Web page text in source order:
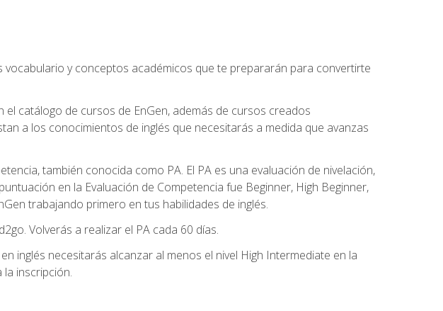
vocabulario y conceptos académicos que te prepararán para convertirte
catálogo de cursos de EnGen, además de cursos creados
a los conocimientos de inglés que necesitarás a medida que avanzas
también conocida como PA. El PA es una evaluación de nivelación,
en la Evaluación de Competencia fue Beginner, High Beginner,
trabajando primero en tus habilidades de inglés.
Volverás a realizar el PA cada 60 días.
inglés necesitarás alcanzar al menos el nivel High Intermediate en la
inscripción.